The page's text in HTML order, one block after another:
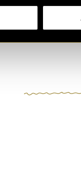
Bachelorarbeit